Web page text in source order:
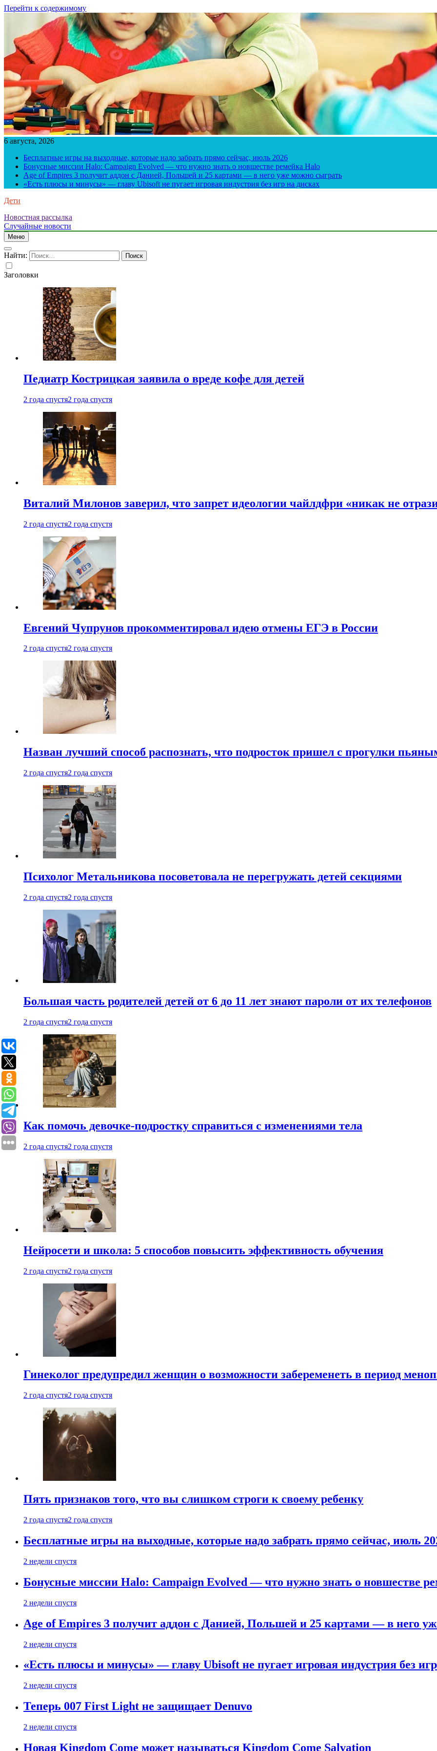
Перейти к содержимому
6 августа, 2026
Бесплатные игры на выходные, которые надо забрать прямо сейчас, июль 2026
Бонусные миссии Halo: Campaign Evolved — что нужно знать о новшестве ремейка Halo
Age of Empires 3 получит аддон с Данией, Польшей и 25 картами — в него уже можно сыграть
«Есть плюсы и минусы» — главу Ubisoft не пугает игровая индустрия без игр на дисках
Дети
Новостная рассылка
Случайные новости
Меню
Найти:
Заголовки
Педиатр Кострицкая заявила о вреде кофе для детей
2 года спустя2 года спустя
Виталий Милонов заверил, что запрет идеологии чайлдфри «никак не
2 года спустя2 года спустя
Евгений Чупрунов прокомментировал идею отмены ЕГЭ в России
2 года спустя2 года спустя
Назван лучший способ распознать, что подросток пришел с прогулки
2 года спустя2 года спустя
Психолог Метальникова посоветовала не перегружать детей секциями
2 года спустя2 года спустя
Большая часть родителей детей от 6 до 11 лет знают пароли от их телефонов
2 года спустя2 года спустя
Как помочь девочке-подростку справиться с изменениями тела
2 года спустя2 года спустя
Нейросети и школа: 5 способов повысить эффективность обучения
2 года спустя2 года спустя
Гинеколог предупредил женщин о возможности забеременеть в период
2 года спустя2 года спустя
Пять признаков того, что вы слишком строги к своему ребенку
2 года спустя2 года спустя
Бесплатные игры на выходные, которые надо забрать прямо сейчас, июль
2 недели спустя
Бонусные миссии Halo: Campaign Evolved — что нужно знать о новшестве
2 недели спустя
Age of Empires 3 получит аддон с Данией, Польшей и 25 картами — в него
2 недели спустя
«Есть плюсы и минусы» — главу Ubisoft не пугает игровая индустрия без
2 недели спустя
Теперь 007 First Light не защищает Denuvo
2 недели спустя
Новая Kingdom Come может называться Kingdom Come Salvation